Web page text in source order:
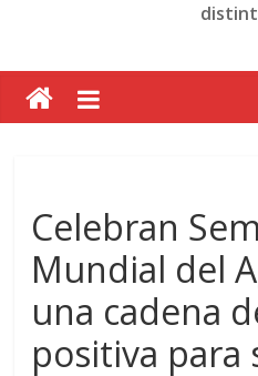
Celebran
Mundial del
una cadena
positiva para